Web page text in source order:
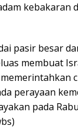
kebakaran
pasir besar
membuat
perayaan
pada